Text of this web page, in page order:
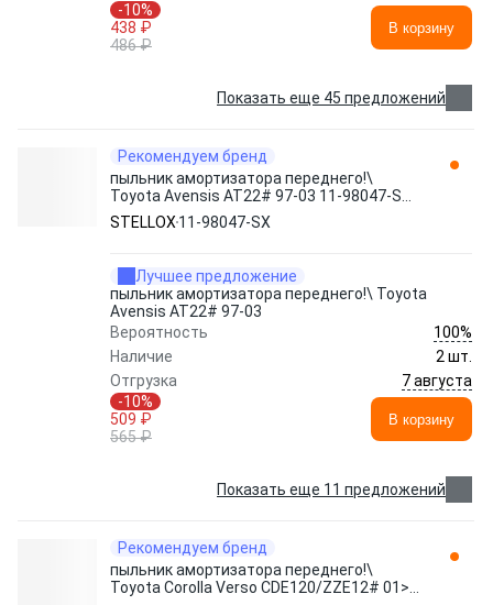
-10%
438 ₽
486 ₽
В корзину
Показать еще 45 предложений
Рекомендуем бренд
пыльник амортизатора переднего!\
Toyota Avensis AT22# 97-03 11-98047-SX
STELLOX
STELLOX 11-98047-SX
Лучшее предложение
пыльник амортизатора переднего!\ Toyota
Avensis AT22# 97-03
Вероятность
100%
Наличие
2 шт.
Отгрузка
7 августа
-10%
509 ₽
565 ₽
В корзину
Показать еще 11 предложений
Рекомендуем бренд
пыльник амортизатора переднего!\
Toyota Corolla Verso CDE120/ZZE12# 01>